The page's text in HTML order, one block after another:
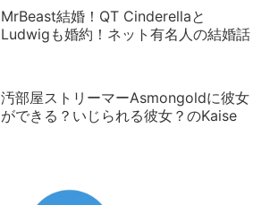
MrBeast結婚！QT Cinderellaと
Ludwigも婚約！ネット有名人の結婚話
汚部屋ストリーマーAsmongoldに彼女
ができる？いじられる彼女？のKaise